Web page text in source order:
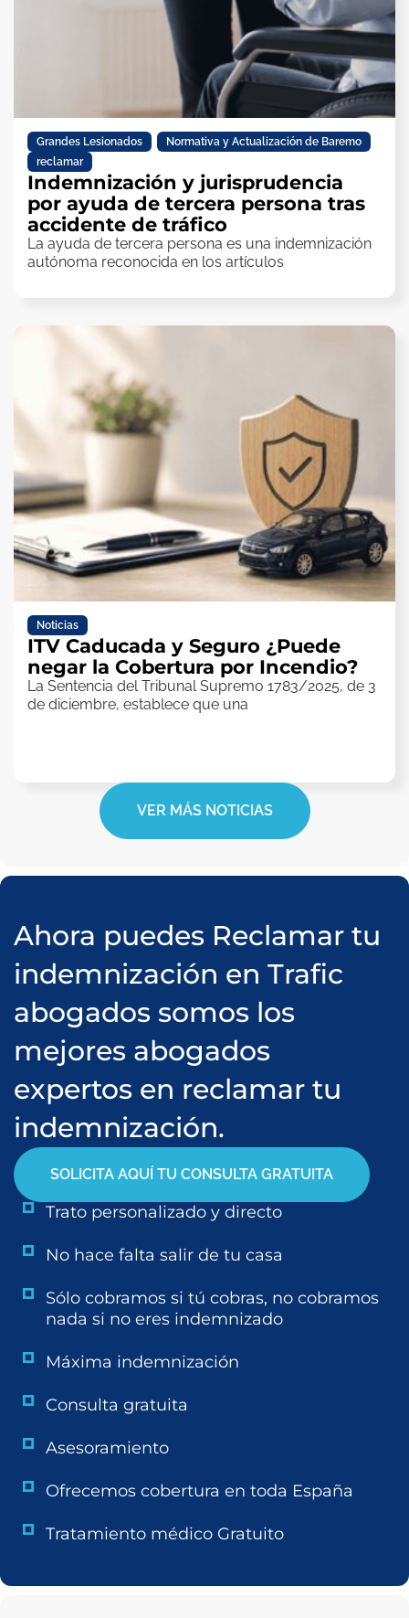
Grandes Lesionados Normativa y Actualización de Baremo
reclamar
Indemnización y jurisprudencia
por ayuda de tercera persona tras
accidente de tráfico
La ayuda de tercera persona es una indemnización
autónoma reconocida en los artículos
Noticias
ITV Caducada y Seguro ¿Puede
negar la Cobertura por Incendio?
La Sentencia del Tribunal Supremo 1783/2025, de 3
de diciembre, establece que una
VER MÁS NOTICIAS
Ahora puedes Reclamar tu
indemnización en Trafic
abogados somos los
mejores abogados
expertos en reclamar tu
indemnización.
SOLICITA AQUÍ TU CONSULTA GRATUITA
Trato personalizado y directo
No hace falta salir de tu casa
Sólo cobramos si tú cobras, no cobramos
nada si no eres indemnizado
Máxima indemnización
Consulta gratuita
Asesoramiento
Ofrecemos cobertura en toda España
Tratamiento médico Gratuito